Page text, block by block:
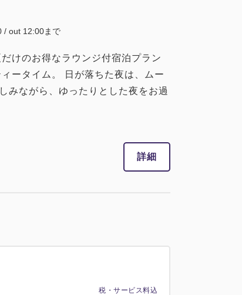
/ out 12:00まで
けのお得なラウンジ付宿泊プラン
ータイム。 日が落ちた夜は、ムー
みながら、ゆったりとした夜をお過
詳細
税・サービス料込